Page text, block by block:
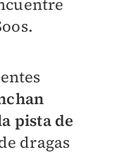
pista de
dragas